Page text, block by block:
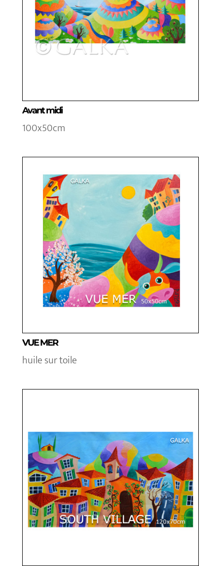
Avant midi
100x50cm
VUE MER
huile sur toile